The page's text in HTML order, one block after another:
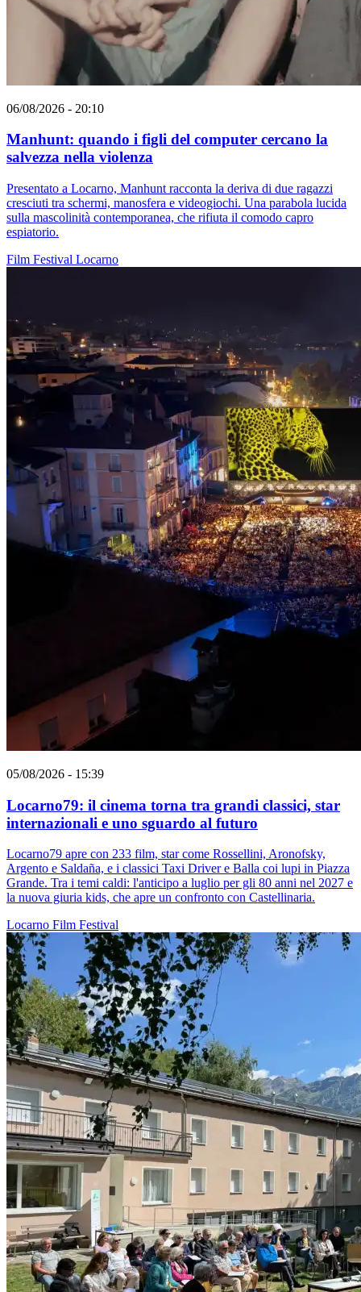
06/08/2026 - 20:10
Manhunt: quando i figli del computer cercano la
salvezza nella violenza
Presentato a Locarno, Manhunt racconta la deriva di due ragazzi
cresciuti tra schermi, manosfera e videogiochi. Una parabola lucida
sulla mascolinità contemporanea, che rifiuta il comodo capro
espiatorio.
Film Festival Locarno
05/08/2026 - 15:39
Locarno79: il cinema torna tra grandi classici, star
internazionali e uno sguardo al futuro
Locarno79 apre con 233 film, star come Rossellini, Aronofsky,
Argento e Saldaña, e i classici Taxi Driver e Balla coi lupi in Piazza
Grande. Tra i temi caldi: l'anticipo a luglio per gli 80 anni nel 2027 e
la nuova giuria kids, che apre un confronto con Castellinaria.
Locarno Film Festival